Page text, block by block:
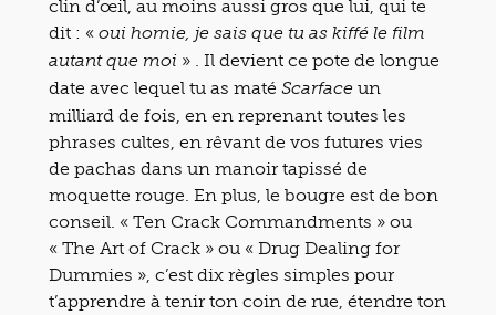
clin d’œil, au moins aussi gros que lui, qui te
dit : « oui homie, je sais que tu as kiffé le film
autant que moi » . Il devient ce pote de longue
date avec lequel tu as maté Scarface un
milliard de fois, en en reprenant toutes les
phrases cultes, en rêvant de vos futures vies
de pachas dans un manoir tapissé de
moquette rouge. En plus, le bougre est de bon
conseil. « Ten Crack Commandments » ou
« The Art of Crack » ou « Drug Dealing for
Dummies », c’est dix règles simples pour
t’apprendre à tenir ton coin de rue, étendre ton